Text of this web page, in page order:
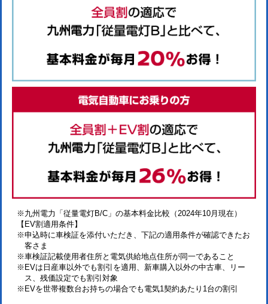
※九州電力「従量電灯B/C」の基本料金比較（2024年10月現在）
【EV割適用条件】
※申込時に車検証を添付いただき、下記の適用条件が確認できたお
客さま
※車検証記載使用者住所と電気供給地点住所が同一であること
※EVは日産車以外でも割引を適用、新車購入以外の中古車、リー
ス、残価設定でも割引対象
※EVを世帯複数台お持ちの場合でも電気1契約あたり1台の割引